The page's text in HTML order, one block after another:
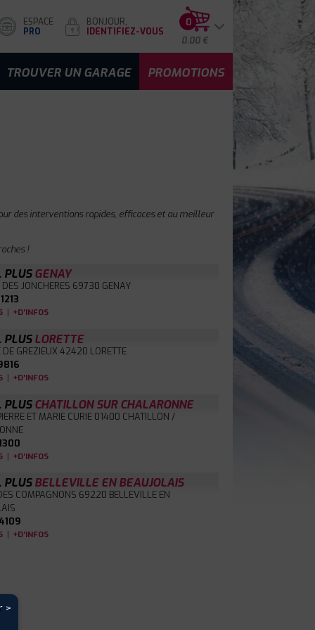
ESPACE
PRO
BONJOUR,
IDENTIFIEZ-VOUS
0
0.00 €
TROUVER UN GARAGE PROMOTIONS
des interventions rapides, efficaces et au meilleur
!
PLUSGENAY
JONCHERES 69730 GENAY
| +D'INFOS
PLUSLORETTE
GREZIEUX 42420 LORETTE
| +D'INFOS
PLUSCHATILLON SUR CHALARONNE
ET MARIE CURIE 01400 CHATILLON /
| +D'INFOS
PLUSBELLEVILLE EN BEAUJOLAIS
COMPAGNONS 69220 BELLEVILLE EN
| +D'INFOS
>